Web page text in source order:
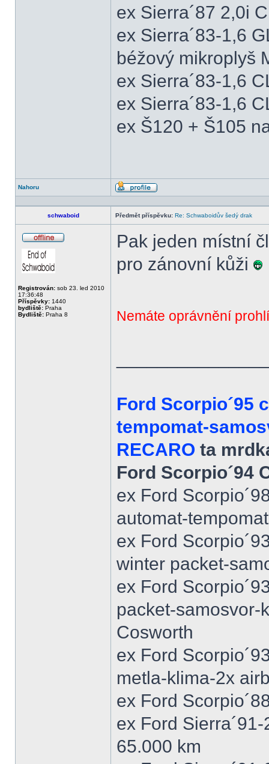
ex Sierra´87 2,0i
ex Sierra´83-1,6
béžový mikroplyš
ex Sierra´83-1,6
ex Sierra´83-1,6
ex Š120 + Š105
Nahoru
Profil
schwaboid Předmět příspěvku: Re: Schwaboidův šedý drak
Registrován: sob 23. led 2010
17:36:48
Příspěvky: 1440
bydliště: Praha
Bydliště: Praha 8
Pak jeden místní
pro zánovní kůži
Nemáte oprávnění
Ford Scorpio´95
tempomat-
RECARO ta
Ford Scorpio´94
ex Ford
automat-
ex Ford
winter packet-
ex Ford
packet-samosvor-
Cosworth
ex Ford
metla-klima-2x
ex Ford
ex Ford
65.000 km